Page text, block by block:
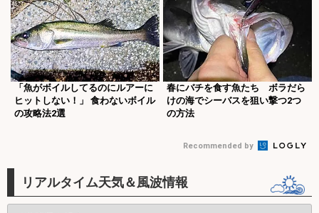
「魚がボイルしてるのにルアーに
ヒットしない！」 食わないボイル
の攻略法2選
春にバチを食す魚たち ボラだら
けの海でシーバスを狙い撃つ2つ
の方法
Recommended by
リアルタイム天気＆風波情報